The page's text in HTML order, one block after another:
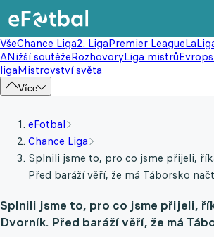
VšeChance Liga2. LigaPremier League
ANižší soutěžeRozhovoryLiga mistrů
ligaMistrovství světa
Více
eFotbal
Chance Liga
Splnili jsme to, pro co jsme přijeli,
Před baráží věří, že má Táborsko
Splnili jsme to, pro co jsme přijeli,
Dvorník. Před baráží věří, že má